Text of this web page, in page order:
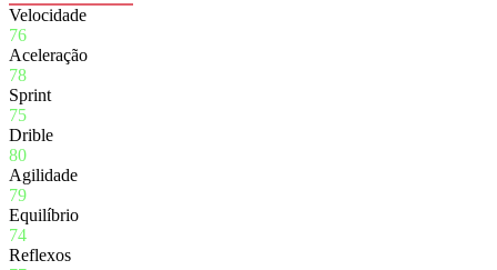
Velocidade
76
Aceleração
78
Sprint
75
Drible
80
Agilidade
79
Equilíbrio
74
Reflexos